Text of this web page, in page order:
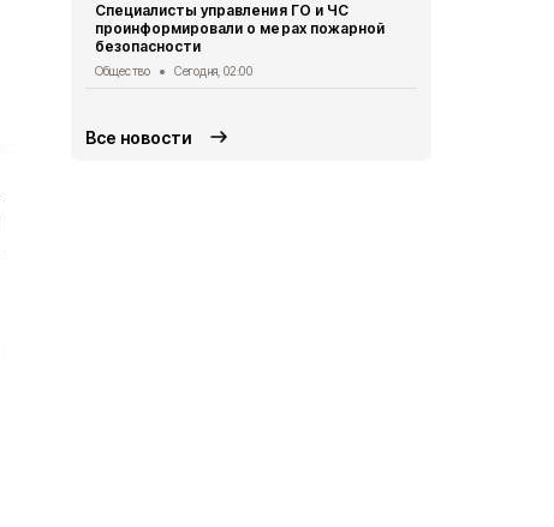
Специалисты управления ГО и ЧС
проинформировали о мерах пожарной
безопасности
Общество Сегодня, 02:00
Все новости